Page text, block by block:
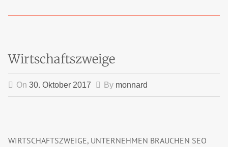
Wirtschaftszweige
On 30. Oktober 2017 By monnard
WIRTSCHAFTSZWEIGE, UNTERNEHMEN BRAUCHEN SEO